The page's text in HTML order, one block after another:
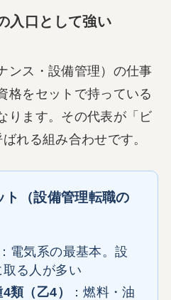
入口として強い
ンス・設備管理）の仕事
格をセットで持っている
ります。その代表が「ビ
れる組み合わせです。
ト（設備管理転職の
：電気系の最基本。設
る人が多い
類（乙4）
：燃料・油